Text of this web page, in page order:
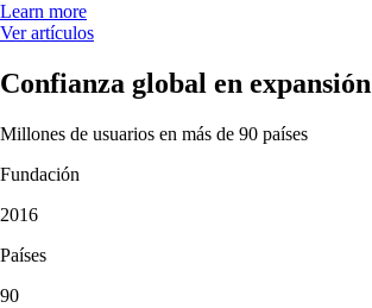
Learn more
Ver artículos
Confianza global en expansión
Millones de usuarios en más de 90 países
Fundación
2016
Países
90